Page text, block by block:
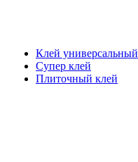
Клей универсальный
Супер клей
Плиточный клей